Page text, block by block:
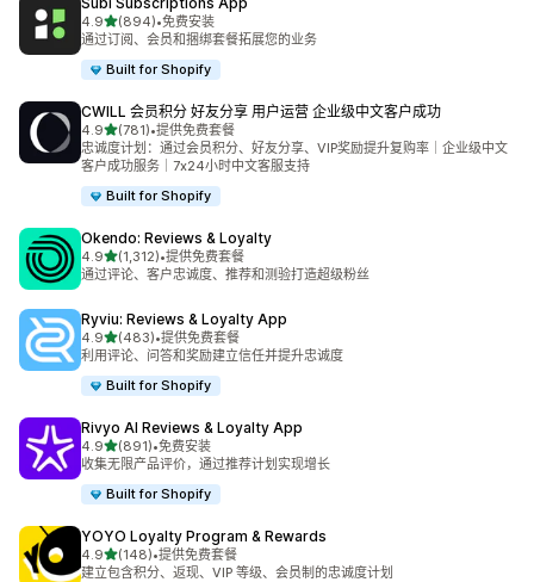
4.9星（满分 5 星）
(894)
总共 894 条评论
•免费安装
通过订阅、会员和捆绑套餐拓展您的业务
Built for Shopify
CWILL 会员积分 好友分享 用户运营 企业级中文客户成功
4.9星（满分 5 星）
(781)
总共 781 条评论
•提供免费套餐
忠诚度计划：通过会员积分、好友分享、VIP奖励提升复购率｜企业级中文
客户成功服务｜7x24小时中文客服支持
Built for Shopify
Okendo: Reviews & Loyalty
4.9星（满分 5 星）
(1,312)
总共 1312 条评论
•提供免费套餐
通过评论、客户忠诚度、推荐和测验打造超级粉丝
Ryviu: Reviews & Loyalty App
4.9星（满分 5 星）
(483)
总共 483 条评论
•提供免费套餐
利用评论、问答和奖励建立信任并提升忠诚度
Built for Shopify
Rivyo AI Reviews & Loyalty App
4.9星（满分 5 星）
(891)
总共 891 条评论
•免费安装
收集无限产品评价，通过推荐计划实现增长
Built for Shopify
YOYO Loyalty Program & Rewards
4.9星（满分 5 星）
(148)
总共 148 条评论
•提供免费套餐
建立包含积分、返现、VIP 等级、会员制的忠诚度计划